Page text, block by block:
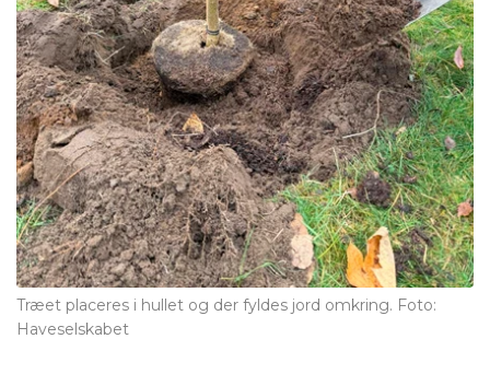
Træet placeres i hullet og der fyldes jord omkring. Foto:
Haveselskabet